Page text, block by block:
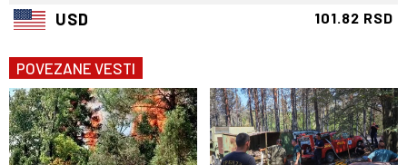
USD 101.82 RSD
POVEZANE VESTI